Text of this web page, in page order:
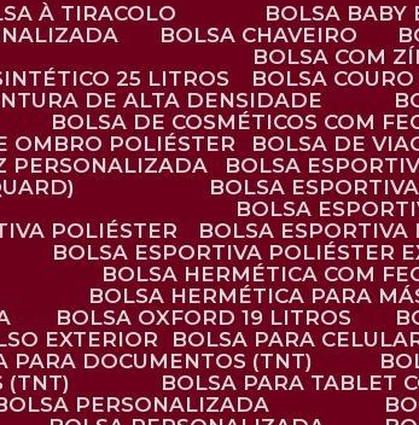
À TIRACOLO
BOLSA
BOLSA CHAVEIRO
BOLSA COM
25 LITROS
BOLSA
DE ALTA DENSIDADE
BOLSA DE COSMÉTICOS COM
OMBRO POLIÉSTER
BOLSA DE
PERSONALIZADA BOLSA
BOLSA
BOLSA
POLIÉSTER
BOLSA
BOLSA ESPORTIVA POLIÉSTER
BOLSA HERMÉTICA COM
BOLSA HERMÉTICA PARA
BOLSA OXFORD 19 LITROS
EXTERIOR
BOLSA PARA
PARA DOCUMENTOS (TNT)
(TNT)
BOLSA PARA TABLET
BOLSA PERSONALIZADA